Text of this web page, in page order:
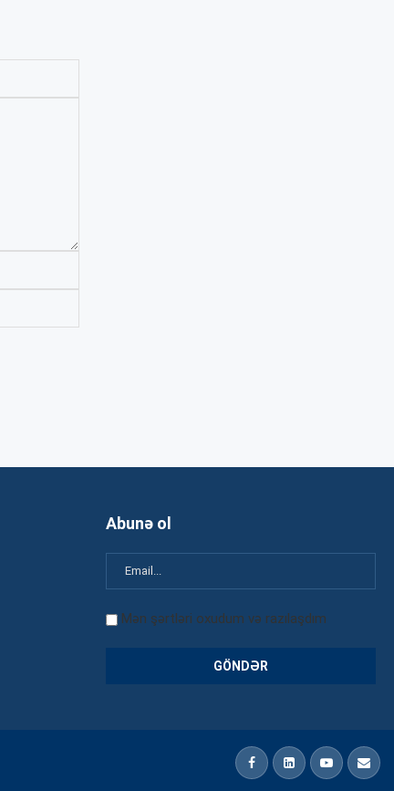
Abunə ol
Mən şərtləri oxudum və razılaşdım